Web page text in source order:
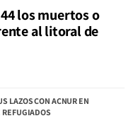
los muertos o
al litoral de
LAZOS CON ACNUR EN